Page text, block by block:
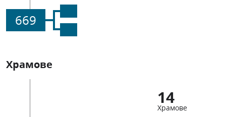
669
Храмове
14
Храмове